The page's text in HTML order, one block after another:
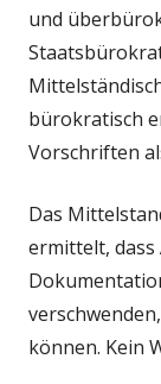
und
bürokratisch
Vorschriften
Das
ermittelt,
können. Kein